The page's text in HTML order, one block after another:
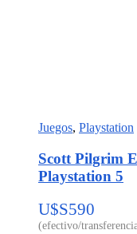
Juegos, Playstation
Scott Pilgrim
Playstation 5
U$S590